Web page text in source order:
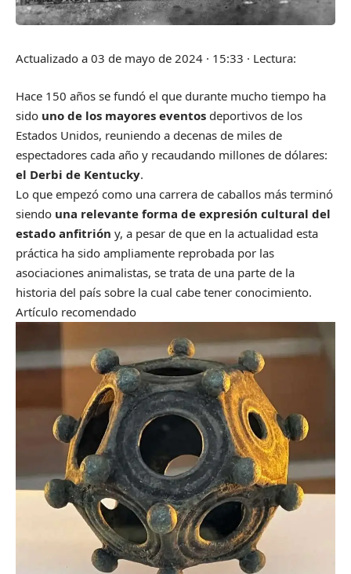
Actualizado a 03 de mayo de 2024 · 15:33 · Lectura:
Hace 150 años se fundó el que durante mucho tiempo ha
sido uno de los mayores eventos deportivos de los
Estados Unidos, reuniendo a decenas de miles de
espectadores cada año y recaudando millones de dólares:
el Derbi de Kentucky.
Lo que empezó como una carrera de caballos más terminó
siendo una relevante forma de expresión cultural del
estado anfitrión y, a pesar de que en la actualidad esta
práctica ha sido ampliamente reprobada por las
asociaciones animalistas, se trata de una parte de la
historia del país sobre la cual cabe tener conocimiento.
Artículo recomendado